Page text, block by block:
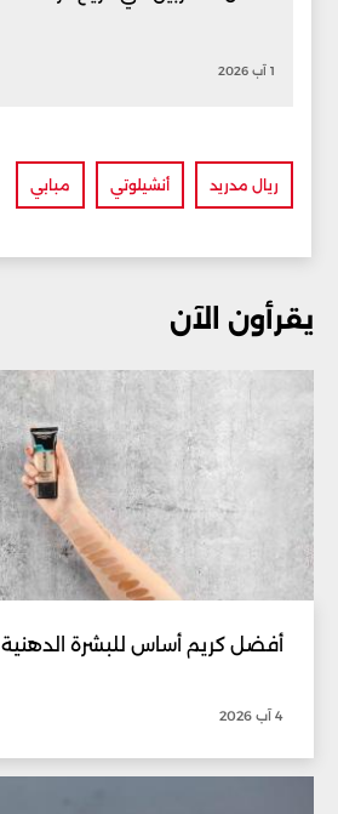
1 آب 2026
ريال مدريد أنشيلوتي مبابي
يقرأون الآن
أفضل كريم أساس للبشرة الدهنية
4 آب 2026